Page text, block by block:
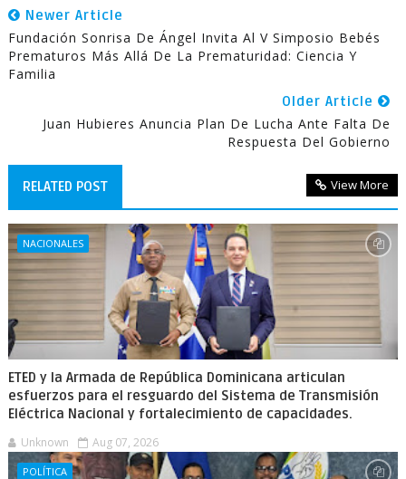
Newer Article
Fundación Sonrisa De Ángel Invita Al V Simposio Bebés
Prematuros Más Allá De La Prematuridad: Ciencia Y
Familia
Older Article
Juan Hubieres Anuncia Plan De Lucha Ante Falta De
Respuesta Del Gobierno
RELATED POST View More
NACIONALES
ETED y la Armada de República Dominicana articulan
esfuerzos para el resguardo del Sistema de Transmisión
Eléctrica Nacional y fortalecimiento de capacidades.
Unknown Aug 07, 2026
POLÍTICA